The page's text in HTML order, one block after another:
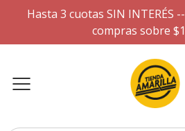
Hasta 3 cuotas SIN INTERÉS
compras sobre